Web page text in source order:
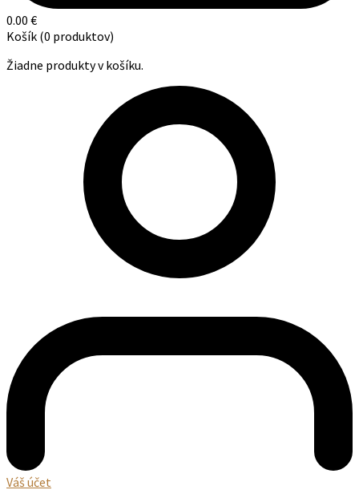
0.00 €
Košík (0 produktov)
Žiadne produkty v košíku.
Váš účet